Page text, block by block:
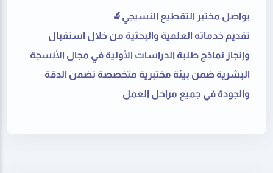
يواصل مختبر التقطيع النسيجي🔬
تقديم خدماته العلمية والبحثية من خلال استقبال
وإنجاز نماذج طلبة الدراسات الأولية في مجال الأنسجة
البشرية ضمن بيئة مختبرية متخصصة تضمن الدقة
والجودة في جميع مراحل العمل ⁩